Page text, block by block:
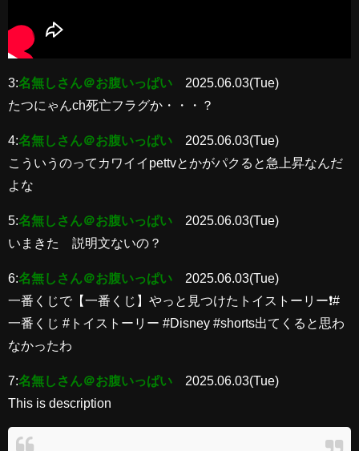
3:名無しさん＠お腹いっぱい
2025.06.03(Tue)
たつにゃんch死亡フラグか・・・？
4:名無しさん＠お腹いっぱい
2025.06.03(Tue)
こういうのってカワイイpettvとかがパクると急上昇なんだ
よな
5:名無しさん＠お腹いっぱい
2025.06.03(Tue)
いまきた 説明文ないの？
6:名無しさん＠お腹いっぱい
2025.06.03(Tue)
一番くじで【一番くじ】やっと見つけたトイストーリー❗️#
一番くじ #トイストーリー #Disney #shorts出てくると思わ
なかったわ
7:名無しさん＠お腹いっぱい
2025.06.03(Tue)
This is description